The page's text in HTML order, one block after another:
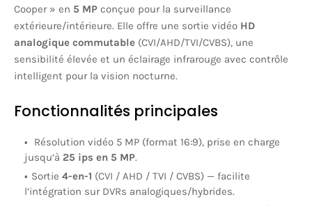
Cooper » en 5 MP conçue pour la surveillance
extérieure/intérieure. Elle offre une sortie vidéo HD
analogique commutable (CVI/AHD/TVI/CVBS), une
sensibilité élevée et un éclairage infrarouge avec contrôle
intelligent pour la vision nocturne.
Fonctionnalités principales
Résolution vidéo 5 MP (format 16:9), prise en charge
jusqu’à 25 ips en 5 MP.
Sortie 4-en-1 (CVI / AHD / TVI / CVBS) — facilite
l’intégration sur DVRs analogiques/hybrides.